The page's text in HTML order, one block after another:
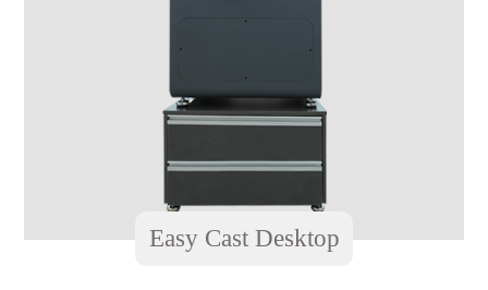
Easy Cast Desktop